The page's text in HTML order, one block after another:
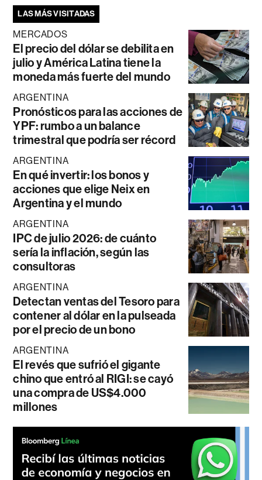
LAS MÁS VISITADAS
MERCADOS
El precio del dólar se debilita en
julio y América Latina tiene la
moneda más fuerte del mundo
ARGENTINA
Pronósticos para las acciones de
YPF: rumbo a un balance
trimestral que podría ser récord
ARGENTINA
En qué invertir: los bonos y
acciones que elige Neix en
Argentina y el mundo
ARGENTINA
IPC de julio 2026: de cuánto
sería la inflación, según las
consultoras
ARGENTINA
Detectan ventas del Tesoro para
contener al dólar en la pulseada
por el precio de un bono
ARGENTINA
El revés que sufrió el gigante
chino que entró al RIGI: se cayó
una compra de US$4.000
millones